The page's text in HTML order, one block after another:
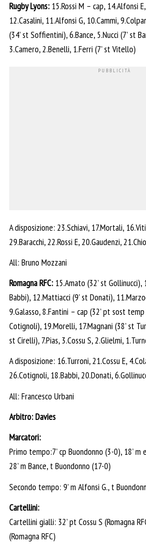
Rugby Lyons: 15.Rossi M – cap, 14.Alfonsi
12.Casalini, 11.Alfonsi G, 10.Cammi,
(34’ st Soffientini), 6.Bance, 5.Nucci (7’ st
3.Camero, 2.Benelli, 1.Ferri (7’ st Vitello)
A disposizione: 23.Schiavi, 17.Mortali,
29.Baracchi, 22.Rossi E, 20.Gaudenzi,
All: Bruno Mozzani
Romagna RFC: 15.Amato (32’ st Gollinucci),
Babbi), 12.Mattiacci (9’ st Donati),
9.Galasso, 8.Fantini – cap (32’ pt sost temp
Cotignoli), 19.Morelli, 17.Magnani (38’ st
st Cirelli), 7.Pias, 3.Cossu S, 2.Glielmi,
A disposizione: 16.Turroni, 21.Cossu E,
26.Cotignoli, 18.Babbi, 20.Donati,
All: Francesco Urbani
Arbitro: Davies
Marcatori:
Primo tempo:7’ cp Buondonno (3-0), 18’
28’ m Bance, t Buondonno (17-0)
Secondo tempo: 9’ m Alfonsi G., t
Cartellini:
Cartellini gialli: 32’ pt Cossu S (Romagna
(Romagna RFC)